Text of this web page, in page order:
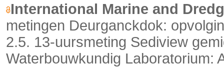
International Marine and
metingen Deurganckdok:
2.5. 13-uursmeting Sediview
Waterbouwkundig Laboratorium: